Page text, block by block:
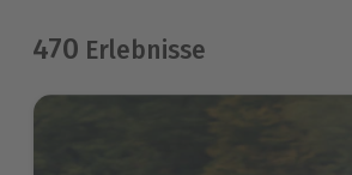
470 Erlebnisse